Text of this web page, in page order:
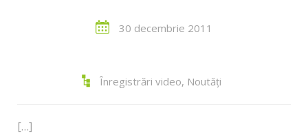
30 decembrie 2011
Înregistrări video, Noutăți
[…]